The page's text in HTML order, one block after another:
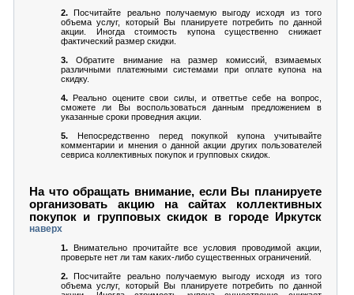
2. Посчитайте реально получаемую выгоду исходя из того
объема услуг, который Вы планируете потребить по данной
акции. Иногда стоимость купона существенно снижает
фактический размер скидки.
3. Обратите внимание на размер комиссий, взимаемых
различными платежными системами при оплате купона на
скидку.
4. Реально оцените свои силы, и ответтье себе на вопрос,
сможете ли Вы воспользоваться данным предложением в
указанные сроки проведния акции.
5. Непосредственно перед покупкой купона учитывайте
комментарии и мнения о данной акции других пользователей
севриса коллективных покупок и групповых скидок.
На что обращать внимание, если Вы планируете
организовать акцию на сайтах коллективных
покупок и групповых скидок в городе Иркутск
наверх
1. Внимательно прочитайте все условия проводимой акции,
проверьте нет ли там каких-либо существенных ограничений.
2. Посчитайте реально получаемую выгоду исходя из того
объема услуг, который Вы планируете потребить по данной